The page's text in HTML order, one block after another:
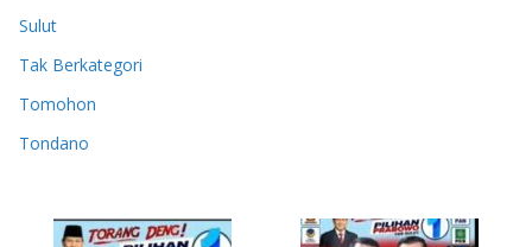
Sulut
Tak Berkategori
Tomohon
Tondano